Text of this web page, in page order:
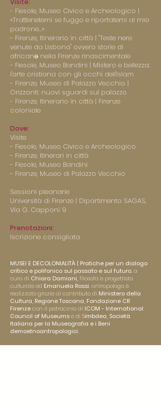
- Fiesole, Museo Civico e Archeologico |
«Trattenetemi se fuggo e riportatemi al mio
padrone…»
- Firenze, Itinerario in città | "Teste nere
venute da Lisbona" ovvero storie di
africanə nella Firenze rinascimentale
- Fiesole, Museo Bandini | Mistero e bellezza:
l'arte cristiana con gli occhi dell'Islam
- Firenze, Museo di Palazzo Vecchio |
Orizzonti: nuovi sguardi sul palazzo
- Firenze, Itinerario in città | Firenze
coloniale
Dove:
Visite
- Fiesole, Museo Civico e Archeologico
- Firenze, Itinerari in città
- Fiesole, Museo Bandini
- Firenze, Museo di Palazzo Vecchio
Sessioni pleanarie
Università di Firenze | Dipartimento SAGAS,
Via G. Capponi 9
Prenotazioni:
Iscrizione consigliata
MUSEI E DECOLONIALITÀ | Pratiche per un dialogo
critico e polifonico sul passato e sul futuro, a
cura di Chiara Damiani, filosofa e progettista
culturale ed Emanuela Rossi, antropologa è
realizzato grazie al contributo di Ministero della
Cultura, Regione Toscana, Fondazione CR
Firenzecon il patrocinio di ICOM - International
Council of Museumse di Simbdea, Società
Italiana per la Museografia e i Beni
demoetnoantropologici.